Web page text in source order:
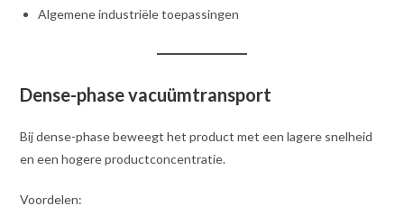
Algemene industriële toepassingen
Dense-phase vacuümtransport
Bij dense-phase beweegt het product met een lagere snelheid
en een hogere productconcentratie.
Voordelen: